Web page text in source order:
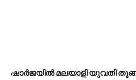
ഷാർജയിൽ മലയാളി യുവതി തൂങ്ങി